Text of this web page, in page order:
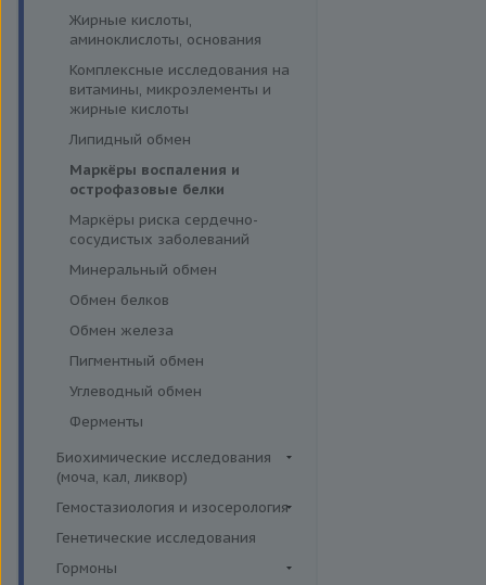
Лекарственные аллергены IgE,
IgG
Прочие аллергены IgE, IgG
иммуноглобулинов класса Е
Прогнозирование
эффективности АСИТ
Симптомные профили
Скрининговые исследования
Жирные кислоты,
аминоклислоты, основания
Комплексные исследования на
витамины, микроэлементы и
жирные кислоты
Липидный обмен
Маркёры воспаления и
острофазовые белки
Маркёры риска сердечно-
сосудистых заболеваний
Минеральный обмен
Обмен белков
Обмен железа
Пигментный обмен
Углеводный обмен
Ферменты
Биохимические исследования
(моча, кал, ликвор)
Ликвор
Гемостазиология и изосерология
Гемостазиология
Иммуногематология
Генетические исследования
Гормоны